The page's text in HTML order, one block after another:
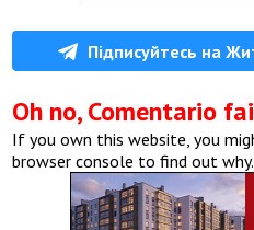
Підписуйтесь на
Oh no, Comentario
If you own this website, you
browser console to find out why.